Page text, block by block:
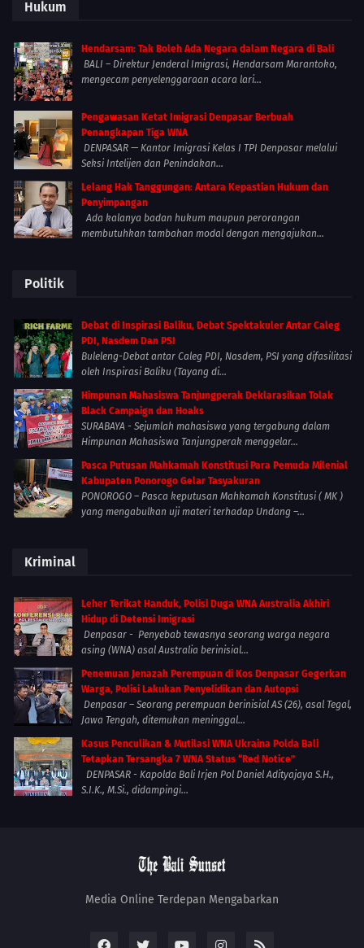
Hukum
Hendarsam: Tak Boleh Ada Negara dalam Negara di Bali
BALI – Direktur Jenderal Imigrasi, Hendarsam Marantoko,
mengecam penyelenggaraan acara lari...
Pengawasan Ketat Imigrasi Denpasar Berbuah
Penangkapan Tiga WNA
DENPASAR — Kantor Imigrasi Kelas I TPI Denpasar melalui
Seksi Intelijen dan Penindakan...
Lelang Hak Tanggungan: Antara Kepastian Hukum dan
Penyimpangan
Ada kalanya badan hukum maupun perorangan
membutuhkan tambahan modal dengan mengajukan...
Politik
Debat di Inspirasi Baliku, Debat Spektakuler Antar Caleg
PDI, Nasdem Dan PSI
Buleleng-Debat antar Caleg PDI, Nasdem, PSI yang difasilitasi
oleh Inspirasi Baliku (Tayang di...
Himpunan Mahasiswa Tanjungperak Deklarasikan Tolak
Black Campaign dan Hoaks
SURABAYA - Sejumlah mahasiswa yang tergabung dalam
Himpunan Mahasiswa Tanjungperak menggelar...
Pasca Putusan Mahkamah Konstitusi Para Pemuda Milenial
Kabupaten Ponorogo Gelar Tasyakuran
PONOROGO – Pasca keputusan Mahkamah Konstitusi ( MK )
yang mengabulkan uji materi terhadap Undang –...
Kriminal
Leher Terikat Handuk, Polisi Duga WNA Australia Akhiri
Hidup di Detensi Imigrasi
Denpasar - Penyebab tewasnya seorang warga negara
asing (WNA) asal Australia berinisial...
Penemuan Jenazah Perempuan di Kos Denpasar Gegerkan
Warga, Polisi Lakukan Penyelidikan dan Autopsi
Denpasar – Seorang perempuan berinisial AS (26), asal Tegal,
Jawa Tengah, ditemukan meninggal...
Kasus Penculikan & Mutilasi WNA Ukraina Polda Bali
Tetapkan Tersangka 7 WNA Status “Red Notice”
DENPASAR - Kapolda Bali Irjen Pol Daniel Adityajaya S.H.,
S.I.K., M.Si., didampingi...
Media Online Terdepan Mengabarkan